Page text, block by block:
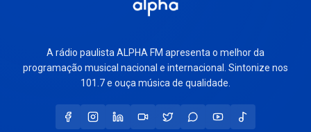
A rádio paulista ALPHA FM apresenta o melhor da
programação musical nacional e internacional. Sintonize nos
101.7 e ouça música de qualidade.